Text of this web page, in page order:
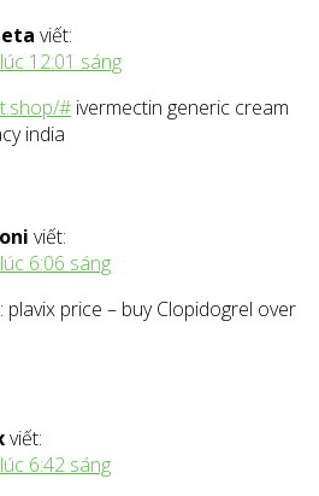
viết:
12:01 sáng
# ivermectin generic cream
india
viết:
6:06 sáng
plavix price – buy Clopidogrel over
viết:
6:42 sáng